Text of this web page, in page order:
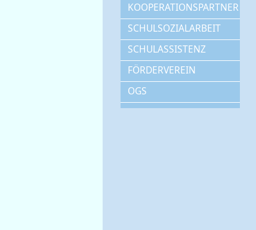
KOOPERATIONSPARTNER
SCHULSOZIALARBEIT
SCHULASSISTENZ
FÖRDERVEREIN
OGS